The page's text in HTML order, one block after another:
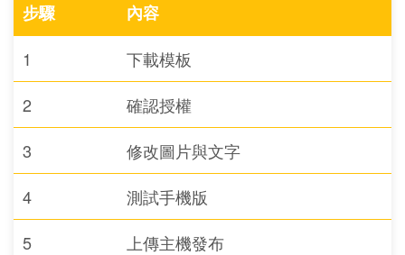
步驟
內容
1
下載模板
2
確認授權
3
修改圖片與文字
4
測試手機版
5
上傳主機發布